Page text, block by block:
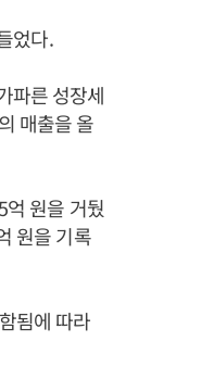
었다.
파른 성장세
매출을 올
원을 거뒀
원을 기록
됨에 따라